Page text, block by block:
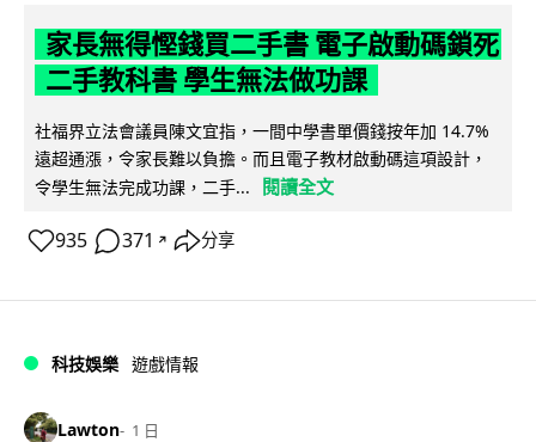
家長無得慳錢買二手書 電子啟動碼鎖死
二手教科書 學生無法做功課
社福界立法會議員陳文宜指，一間中學書單價錢按年加 14.7%
遠超通漲，令家長難以負擔。而且電子教材啟動碼這項設計，
令學生無法完成功課，二手...
閱讀全文
935 371 ↗ 分享
科技娛樂 遊戲情報
Lawton 1 日